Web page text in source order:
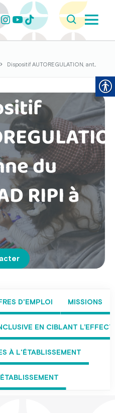
Dispositif AUTOREGULATION, ant...
du
RIPI à
D'EMPLOI MISSIONS
EN CIBLANT
À L'ÉTABLISSEMENT